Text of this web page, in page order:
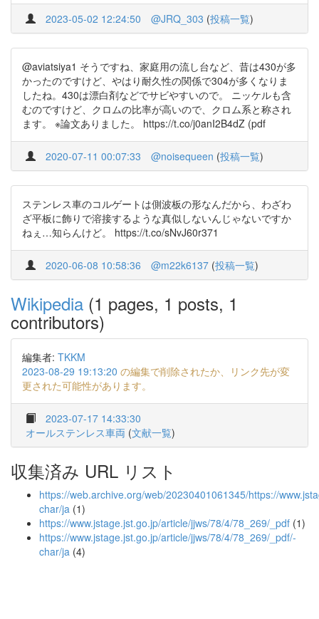
2023-05-02 12:24:50 @JRQ_303 (投稿一覧)
@aviatsiya1 そうですね、家庭用の流し台など、昔は430が多
かったのですけど、やはり耐久性の関係で304が多くなりま
したね。430は漂白剤などでサビやすいので。 ニッケルも含
むのですけど、クロムの比率が高いので、クロム系と称され
ます。 ※論文ありました。 https://t.co/j0anI2B4dZ (pdf
2020-07-11 00:07:33 @noisequeen (投稿一覧)
ステンレス車のコルゲートは側波板の形なんだから、わざわ
ざ平板に飾りで溶接するような真似しないんじゃないですか
ねぇ…知らんけど。 https://t.co/sNvJ60r371
2020-06-08 10:58:36 @m22k6137 (投稿一覧)
Wikipedia (1 pages, 1 posts, 1
contributors)
編集者: TKKM
2023-08-29 19:13:20 の編集で削除されたか、リンク先が変
更された可能性があります。
2023-07-17 14:33:30
オールステンレス車両 (文献一覧)
収集済み URL リスト
https://web.archive.org/web/20230401061345/https://
char/ja (1)
https://www.jstage.jst.go.jp/article/jjws/78/4/78_269/_pdf (1)
https://www.jstage.jst.go.jp/article/jjws/78/4/78_269/_pdf/-
char/ja (4)